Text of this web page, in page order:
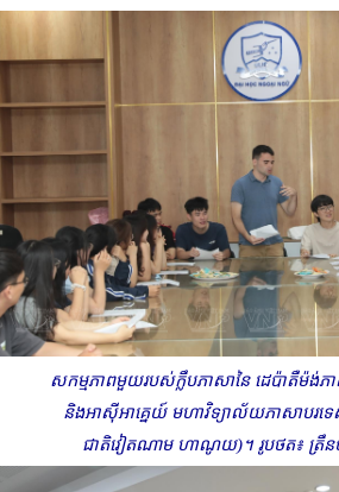
សកម្មភាព​មួយរបស់ក្លឹបភាសានៃ ដេប៉ាតឺម៉ង់
និងអាស៊ីអាគ្នេយ៍ មហាវិទ្យាល័យភាសាបរ
ជាតិវៀតណាម ហាណូយ)។ រូបថត៖ ត្រឹ